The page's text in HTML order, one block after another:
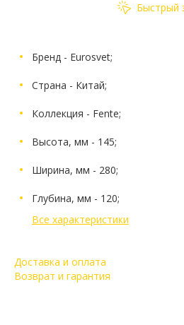
Быстрый
Бренд - Eurosvet;
Страна - Китай;
Коллекция - Fente;
Высота, мм - 145;
Ширина, мм - 280;
Глубина, мм - 120;
Все характеристики
Доставка и оплата
Возврат и гарантия